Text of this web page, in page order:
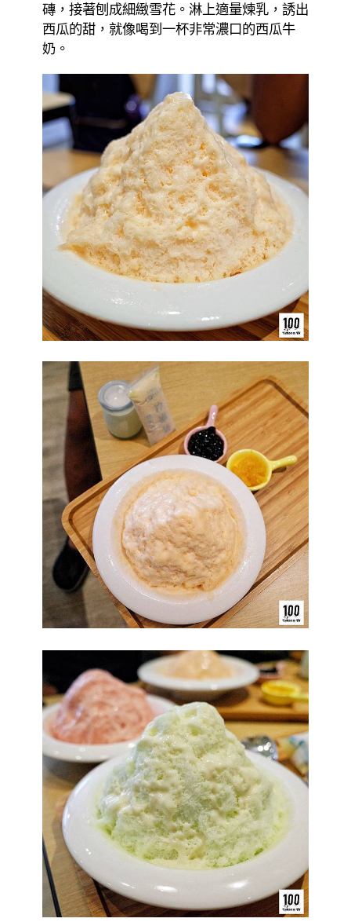
磚，接著刨成細緻雪花。淋上適量煉乳，誘出
西瓜的甜，就像喝到一杯非常濃口的西瓜牛
奶。